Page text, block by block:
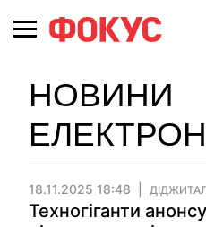
НОВИНИ
18.11.2025 18:48
Техногіганти